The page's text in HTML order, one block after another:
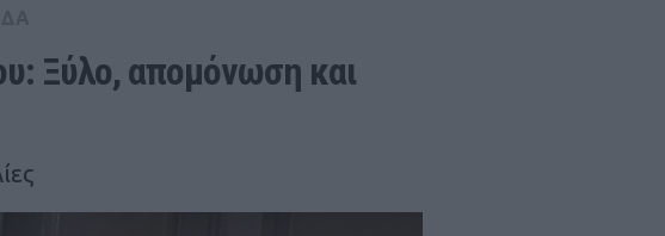
Ξύλο, απομόνωση και